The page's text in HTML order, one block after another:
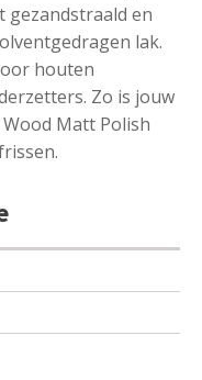
gezandstraald en
lak.
houten
Zo is jouw
Matt Polish